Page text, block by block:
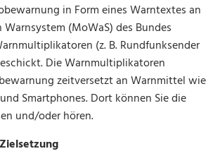
in Form eines Warntextes an
(MoWaS) des Bundes
(z. B. Rundfunksender
Die Warnmultiplikatoren
zeitversetzt an Warnmittel wie
Smartphones. Dort können Sie die
und/oder hören.